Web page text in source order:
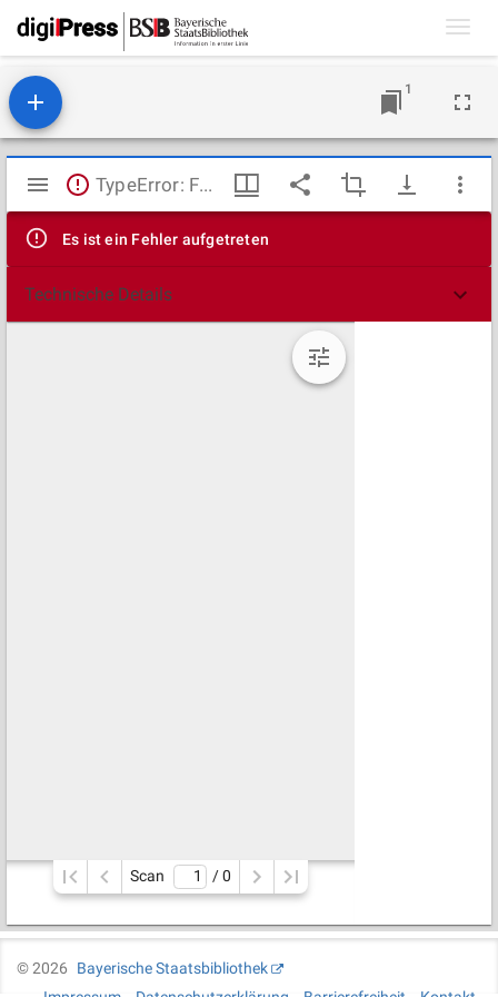
1
Mirador
Viewer
TypeError: Failed to fetch
Es ist ein Fehler aufgetreten
Technische Details
Scan / 0
©2026
Bayerische Staatsbibliothek